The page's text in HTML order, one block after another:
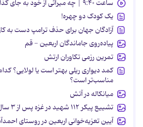
ساعت ۹:۴۰ | چه میراثی از خود به جای گذاشت؟
یک کودک دو چهره!
آزادگان جهان برای حذف ترامپ دست به
پیاده‌روی جاماندگان اربعین - قم
تمرین رزمی تکاوران ارتش
کمد دیواری ریلی بهتر است یا لولایی؟
مناسب‌تر است؟
میانکاله در آتش
تشییع پیکر ۱۱۲ شهید در غزه پس از ۳ سال زیر آوار ماندن
آیین تعزیه‌خوانی اربعین در روستای